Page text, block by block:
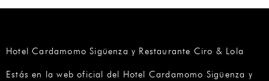
Hotel Cardamomo Sigüenza y Restaurante Ciro & Lola
Estás en la web oficial del Hotel Cardamomo Sigüenza y